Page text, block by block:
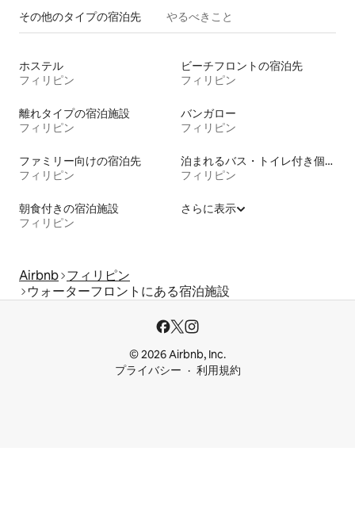
その他のタ⁠イ⁠プ⁠の宿⁠泊⁠先 やるべきこと
ホステル
フィリピン
ビーチフロントの宿泊先
フィリピン
離れタイプの宿泊施設
フィリピン
バンガロー
フィリピン
ファミリー向けの宿泊先
フィリピン
泊まれるバス・トイレ付き個室
フィリピン
朝食付きの宿泊施設
フィリピン
さらに表示
Airbnb フィリピン
ウォーターフロントにある宿泊施設
© 2026 Airbnb, Inc.
プライバシー
利用規約